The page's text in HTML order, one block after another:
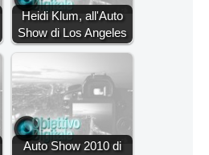
Heidi Klum, all'Auto
Show di Los Angeles
Auto Show 2010 di